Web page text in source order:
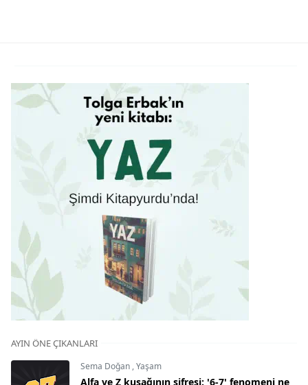
AYIN ÖNE ÇIKANLARI
Sema Doğan ,Yaşam
Alfa ve Z kuşağının şifresi: '6-7' fenomeni ne